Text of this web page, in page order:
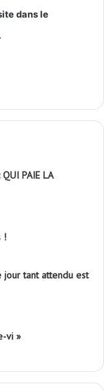
dans le
PAIE LA
!
jour tant attendu est
vi »